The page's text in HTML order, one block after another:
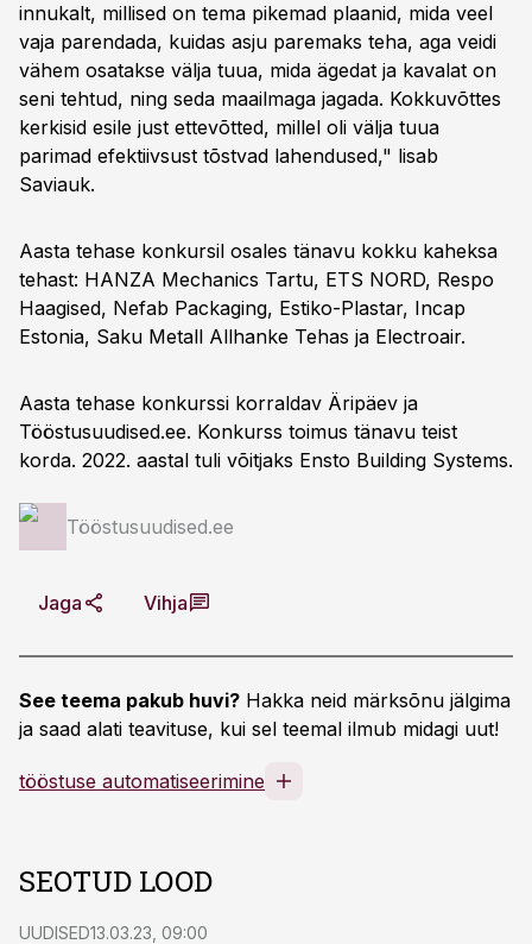
innukalt, millised on tema pikemad plaanid, mida veel
vaja parendada, kuidas asju paremaks teha, aga veidi
vähem osatakse välja tuua, mida ägedat ja kavalat on
seni tehtud, ning seda maailmaga jagada. Kokkuvõttes
kerkisid esile just ettevõtted, millel oli välja tuua
parimad efektiivsust tõstvad lahendused," lisab
Saviauk.
Aasta tehase konkursil osales tänavu kokku kaheksa
tehast: HANZA Mechanics Tartu, ETS NORD, Respo
Haagised, Nefab Packaging, Estiko-Plastar, Incap
Estonia, Saku Metall Allhanke Tehas ja Electroair.
Aasta tehase konkurssi korraldav Äripäev ja
Tööstusuudised.ee. Konkurss toimus tänavu teist
korda. 2022. aastal tuli võitjaks Ensto Building Systems.
Tööstusuudised.ee
Jaga Vihja
See teema pakub huvi? Hakka neid märksõnu jälgima
ja saad alati teavituse, kui sel teemal ilmub midagi uut!
tööstuse automatiseerimine
SEOTUD LOOD
UUDISED13.03.23, 09:00